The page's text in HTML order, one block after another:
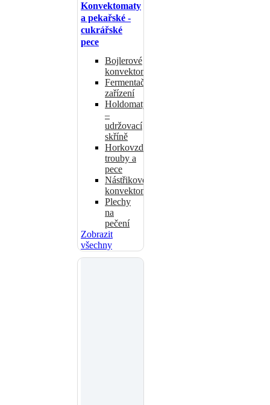
Konvektomaty
a pekařské -
cukrářské
pece
Bojlerové
konvektomaty
Fermentační
zařízení
Holdomaty
–
udržovací
skříně
Horkovzdušné
trouby a
pece
Nástřikové
konvektomaty
Plechy
na
pečení
Zobrazit
všechny